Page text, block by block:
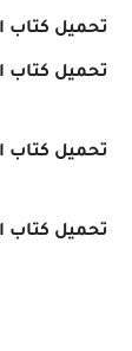
تحميل كتاب
تحميل كتاب
تحميل كتاب
تحميل كتاب